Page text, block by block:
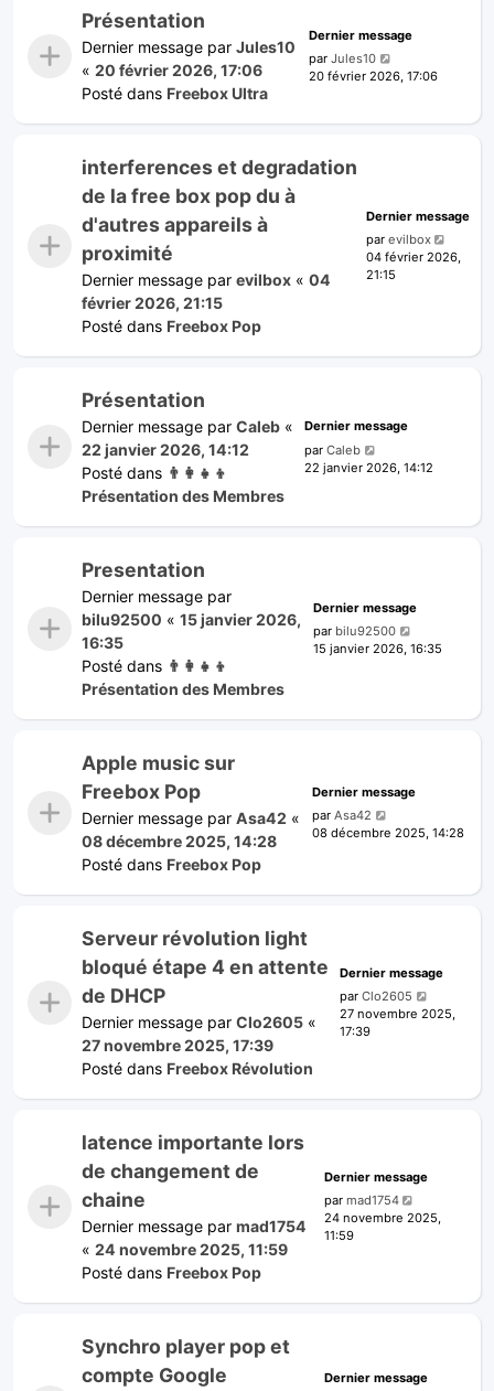
Présentation
Dernier message par Jules10
« 20 février 2026, 17:06
Posté dans Freebox Ultra
Dernier message
par Jules10
20 février 2026, 17:06
interferences et degradation
de la free box pop du à
d'autres appareils à
proximité
Dernier message par evilbox « 04
février 2026, 21:15
Posté dans Freebox Pop
Dernier message
par evilbox
04 février 2026,
21:15
Présentation
Dernier message par Caleb «
22 janvier 2026, 14:12
Posté dans 👨‍👩‍👧‍👦
Présentation des Membres
Dernier message
parCaleb
22 janvier 2026, 14:12
Presentation
Dernier message par
bilu92500 « 15 janvier 2026,
16:35
Posté dans 👨‍👩‍👧‍👦
Présentation des Membres
Dernier message
par bilu92500
15 janvier 2026, 16:35
Apple music sur
Freebox Pop
Dernier message par Asa42 «
08 décembre 2025, 14:28
Posté dans Freebox Pop
Dernier message
parAsa42
08 décembre 2025, 14:28
Serveur révolution light
bloqué étape 4 en attente
de DHCP
Dernier message par Clo2605 «
27 novembre 2025, 17:39
Posté dans Freebox Révolution
Dernier message
par Clo2605
27 novembre 2025,
17:39
latence importante lors
de changement de
chaine
Dernier message par mad1754
« 24 novembre 2025, 11:59
Posté dans Freebox Pop
Dernier message
par mad1754
24 novembre 2025,
11:59
Synchro player pop et
compte Google
Dernier message